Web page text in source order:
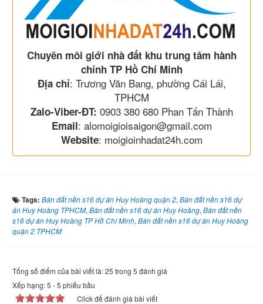
Chuyên môi giới nhà đất khu trung tâm hành
chính TP Hồ Chí Minh
Địa chỉ: Trương Văn Bang, phường Cái Lái,
TPHCM
Zalo-Viber-ĐT: 0903 380 680 Phan Tấn Thành
Email: alomoigioisaigon@gmail.com
Website: moigioinhadat24h.com
Tags: Bán đất nền s16 dự án Huy Hoàng quận 2, Bán đất nền s16 dự
án Huy Hoàng TPHCM, Bán đất nền s16 dự án Huy Hoàng, Bán đất nền
s16 dự án Huy Hoàng TP Hồ Chí Minh, Bán đất nền s16 dự án Huy Hoàng
quận 2 TPHCM
Tổng số điểm của bài viết là: 25 trong 5 đánh giá
Xếp hạng:5 -5 phiếu bầu
Click để đánh giá bài viết